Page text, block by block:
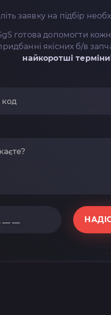
заявку на підбір
готова допомогти
якісних б/в
найкоротші терміни!